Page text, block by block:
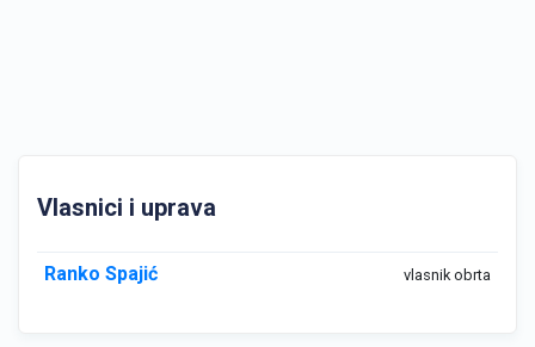
Vlasnici i uprava
Ranko Spajić vlasnik obrta